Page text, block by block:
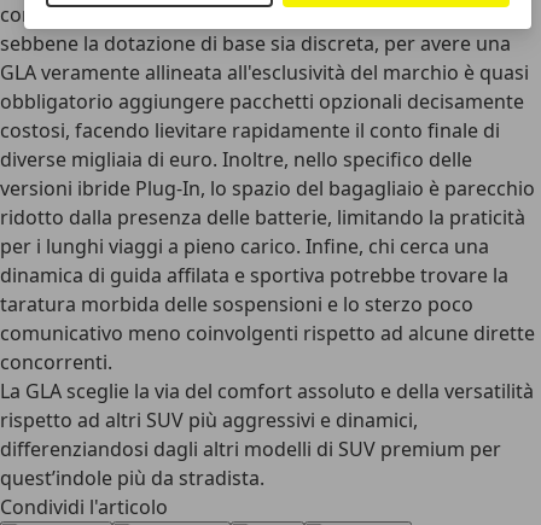
contro principali figura sicuramente il listino prezzi:
sebbene la dotazione di base sia discreta, per avere una
GLA veramente allineata all'esclusività del marchio è quasi
obbligatorio aggiungere pacchetti opzionali decisamente
costosi, facendo lievitare rapidamente il conto finale di
diverse migliaia di euro. Inoltre, nello specifico delle
versioni ibride Plug-In, lo spazio del bagagliaio è parecchio
ridotto dalla presenza delle batterie, limitando la praticità
per i lunghi viaggi a pieno carico. Infine, chi cerca una
dinamica di guida affilata e sportiva potrebbe trovare la
taratura morbida delle sospensioni e lo sterzo poco
comunicativo meno coinvolgenti rispetto ad alcune dirette
concorrenti.
La GLA sceglie la via del comfort assoluto e della versatilità
rispetto ad altri SUV più aggressivi e dinamici,
differenziandosi dagli altri modelli di SUV premium per
quest’indole più da stradista.
Condividi l'articolo